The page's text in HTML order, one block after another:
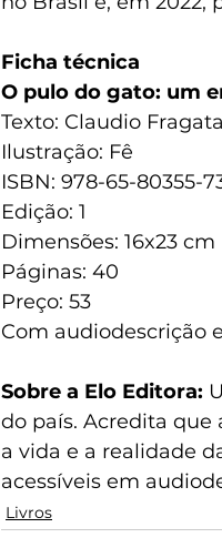
Ficha técnica
O pulo do gato: um
Texto: Claudio Fragata
Ilustração: Fê
ISBN: 978-65-80355-
Edição: 1
Dimensões: 16x23 cm
Páginas: 40
Preço: 53
Com audiodescrição
Sobre a Elo Editora:
do país. Acredita
a vida e a realidade
acessíveis em
Livros